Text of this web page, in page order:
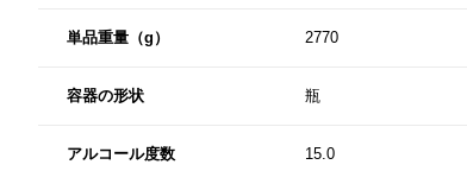
単品重量（g） 2770
容器の形状 瓶
アルコール度数 15.0